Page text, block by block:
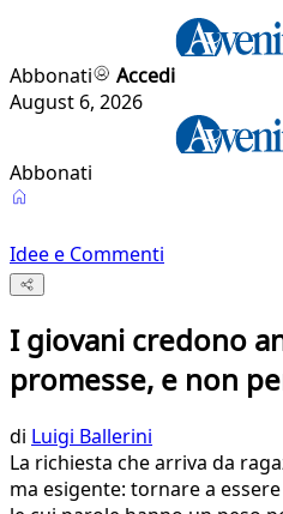
Abbonati
Accedi
August 6, 2026
Abbonati
Idee e Commenti
I giovani credono
promesse, e non
di Luigi Ballerini
La richiesta che arriva da
ma esigente: tornare a